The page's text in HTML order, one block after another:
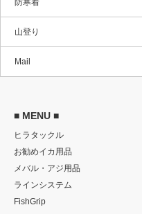
山登り
Mail
■ MENU ■
ヒラタックル
お勧めイカ用品
メバル・アジ用品
ラインシステム
FishGrip